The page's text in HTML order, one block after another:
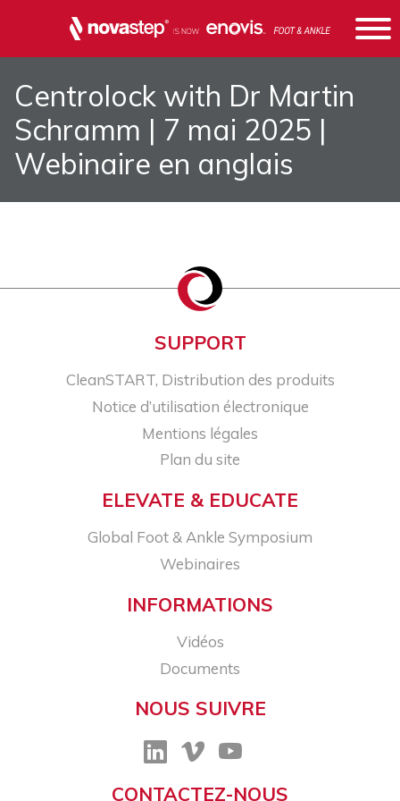
Centrolock with Dr Martin
Schramm | 7 mai 2025 |
Webinaire en anglais
SUPPORT
CleanSTART, Distribution des produits
Notice d’utilisation électronique
Mentions légales
Plan du site
ELEVATE & EDUCATE
Global Foot & Ankle Symposium
Webinaires
INFORMATIONS
Vidéos
Documents
NOUS SUIVRE
CONTACTEZ-NOUS